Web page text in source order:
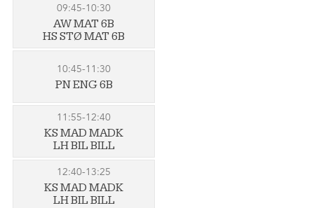
09:45-10:30
AW MAT 6B
HS STØ MAT 6B
10:45-11:30
PN ENG 6B
11:55-12:40
KS MAD MADK
LH BIL BILL
12:40-13:25
KS MAD MADK
LH BIL BILL